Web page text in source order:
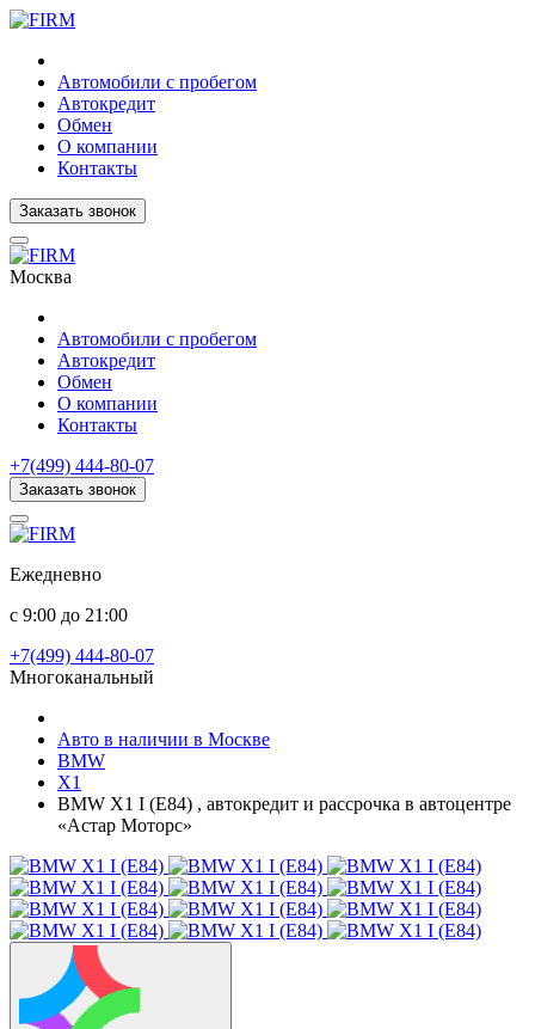
Автомобили с пробегом
Автокредит
Обмен
О компании
Контакты
Заказать звонок
Москва
Автомобили с пробегом
Автокредит
Обмен
О компании
Контакты
+7(499) 444-80-07
Заказать звонок
Ежедневно
с 9:00 до 21:00
+7(499) 444-80-07
Многоканальный
Авто в наличии в Москве
BMW
X1
BMW X1 I (E84) , автокредит и рассрочка в автоцентре
«Астар Моторс»